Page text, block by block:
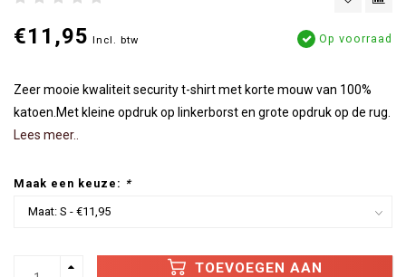
€11,95 Incl. btw Op voorraad
Zeer mooie kwaliteit security t-shirt met korte mouw van 100%
katoen.Met kleine opdruk op linkerborst en grote opdruk op de rug.
Lees meer..
Maak een keuze: *
TOEVOEGEN AAN